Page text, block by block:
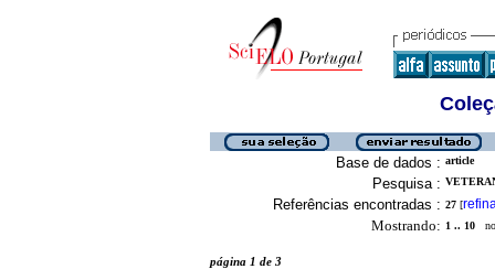
Base de dados : article
Pesquisa :
Referências encontradas : 27 [
Mostrando: 1 .. 10
página 1 de 3